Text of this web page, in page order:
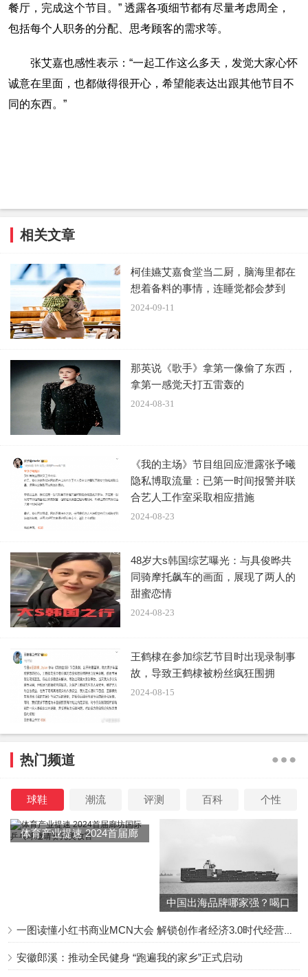
餐厅，完成这个节目。” 透露各项细节都有尽量考虑周全，
包括每个人职务的分配、思考顾客的需求等。
张艾嘉也感性表示：“一起工作这么多天，发觉大家心怀
诚意在里面，也都做得很开心，希望能表达出跟其他节目不
同的东西。”
相关文章
柯佳嬿艾嘉食堂当二厨，脑海里都在
想着备料的事情，连睡觉都会梦到
2024-09-11
那英说《歌手》拿第一像偷了东西，
拿第一感觉天打五雷轰的
2024-08-31
《我的主场》节目组回应泄露张予曦
隐私博取流量：已第一时间报警并联
合艺人工作室采取相应措施
2024-08-23
48岁大s韩国综艺曝光：与具俊晔共
同骑摩托飙车的画面，展现了两人的
甜蜜恋情
2024-08-23
王鹤棣在参加综艺节目时出现录制事
故，导致王鹤棣被粉丝疯狂围拥
2024-08-15
热门频道
球鞋 潮流 评测 百科 个性
体育产业提速 2024首届廊
中国出海品牌哪家强？喝口
安徽郎溪：推动全民健身 “跑遍我的家乡”正式启动